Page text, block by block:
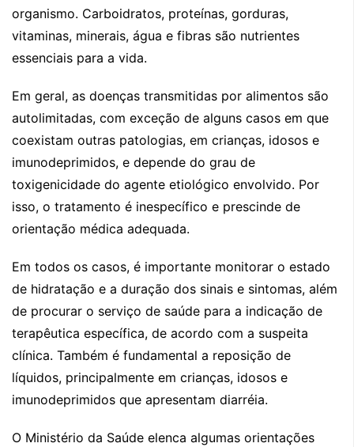
organismo. Carboidratos, proteínas, gorduras,
vitaminas, minerais, água e fibras são nutrientes
essenciais para a vida.
Em geral, as doenças transmitidas por alimentos são
autolimitadas, com exceção de alguns casos em que
coexistam outras patologias, em crianças, idosos e
imunodeprimidos, e depende do grau de
toxigenicidade do agente etiológico envolvido. Por
isso, o tratamento é inespecífico e prescinde de
orientação médica adequada.
Em todos os casos, é importante monitorar o estado
de hidratação e a duração dos sinais e sintomas, além
de procurar o serviço de saúde para a indicação de
terapêutica específica, de acordo com a suspeita
clínica. Também é fundamental a reposição de
líquidos, principalmente em crianças, idosos e
imunodeprimidos que apresentam diarréia.
O Ministério da Saúde elenca algumas orientações